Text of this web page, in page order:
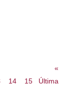
«
14 15
Última